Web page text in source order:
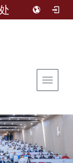
Toggle